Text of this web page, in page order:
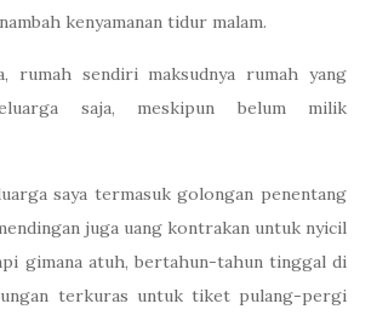
kenyamanan tidur malam.
rumah sendiri maksudnya rumah yang
saja, meskipun belum milik
saya termasuk golongan penentang
juga uang kontrakan untuk nyicil
gimana atuh, bertahun-tahun tinggal di
terkuras untuk tiket pulang-pergi